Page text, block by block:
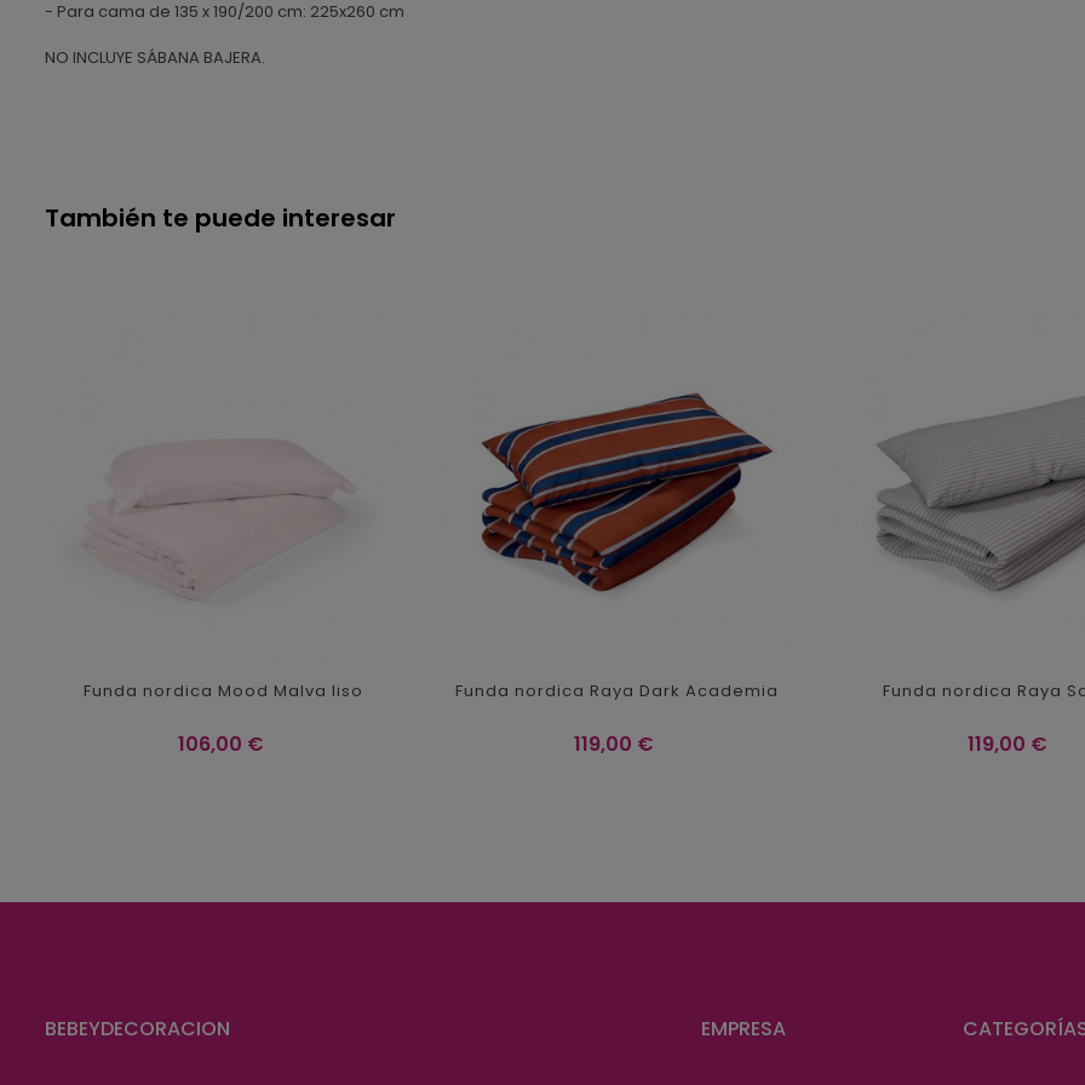
- Para cama de 135 x 190/200 cm: 225x260 cm
NO INCLUYE SÁBANA BAJERA.
También te puede interesar
Funda nordica Mood Malva liso
Precio
106,00 €
Funda nordica Raya Dark Academia
Precio
119,00 €
Funda nordica Raya
Precio
119,00 €
BEBEYDECORACION EMPRESA